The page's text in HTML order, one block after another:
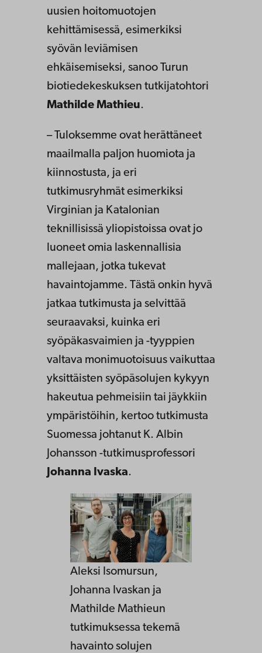
uusien hoitomuotojen
kehittämisessä, esimerkiksi
syövän leviämisen
ehkäisemiseksi, sanoo Turun
biotiedekeskuksen tutkijatohtori
Mathilde Mathieu.
– Tuloksemme ovat herättäneet
maailmalla paljon huomiota ja
kiinnostusta, ja eri
tutkimusryhmät esimerkiksi
Virginian ja Katalonian
teknillisissä yliopistoissa ovat jo
luoneet omia laskennallisia
mallejaan, jotka tukevat
havaintojamme. Tästä onkin hyvä
jatkaa tutkimusta ja selvittää
seuraavaksi, kuinka eri
syöpäkasvaimien ja -tyyppien
valtava monimuotoisuus vaikuttaa
yksittäisten syöpäsolujen kykyyn
hakeutua pehmeisiin tai jäykkiin
ympäristöihin, kertoo tutkimusta
Suomessa johtanut K. Albin
Johansson -tutkimusprofessori
Johanna Ivaska.
Aleksi Isomursun,
Johanna Ivaskan ja
Mathilde Mathieun
tutkimuksessa tekemä
havainto solujen